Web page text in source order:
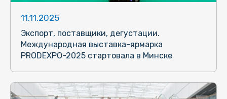
11.11.2025
Экспорт, поставщики, дегустации.
Международная выставка-ярмарка
PRODEXPO-2025 стартовала в Минске